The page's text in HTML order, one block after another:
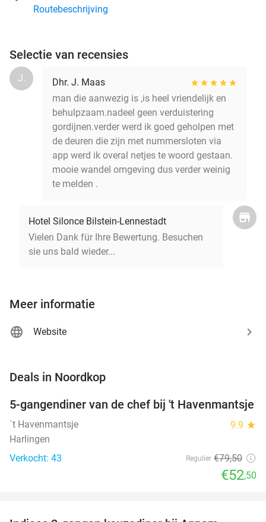
Routebeschrijving
Selectie van recensies
J.
Dhr. J. Maas
man die aanwezig is ,is heel vriendelijk en
behulpzaam.nadeel geen verduistering
gordijnen.verder werd ik goed geholpen met
de deuren die zijn met nummersloten via
app werd ik overal netjes te woord gestaan.
mooie wandel omgeving dus verder weinig
te melden .
Hotel Silonce Bilstein-Lennestadt
Vielen Dank für Ihre Bewertung. Besuchen
sie uns bald wieder...
Meer informatie
Website
Deals in Noordkop
34%
NEW
TODAY
5-gangendiner van de chef bij 't Havenmantsje
´t Havenmantsje 9.9 star
Harlingen
Verkocht: 43
Regulier €79,50
€52,50